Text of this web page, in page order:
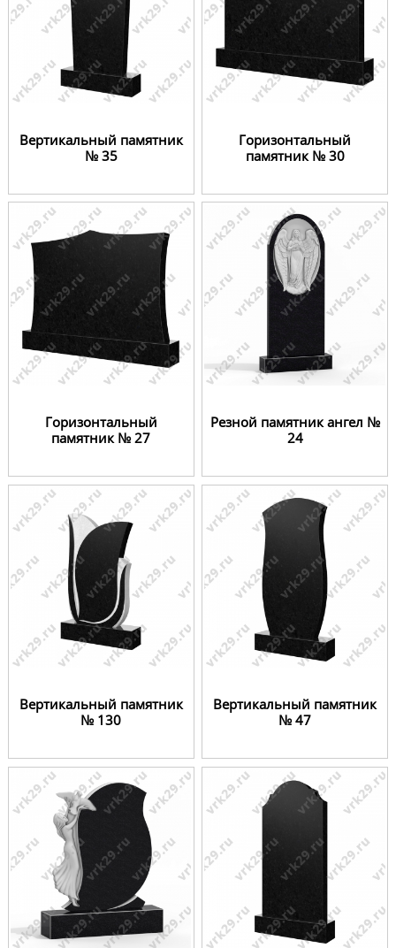
Вертикальный памятник
№ 35
Горизонтальный
памятник № 30
Горизонтальный
памятник № 27
Резной памятник ангел №
24
Вертикальный памятник
№ 130
Вертикальный памятник
№ 47